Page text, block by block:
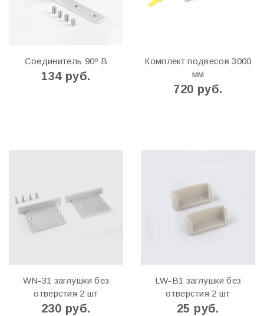
Соединитель 90º В
134 руб.
Комплект подвесов 3000
мм
720 руб.
WN-31 заглушки без
отверстия 2 шт
230 руб.
LW-B1 заглушки без
отверстия 2 шт
25 руб.